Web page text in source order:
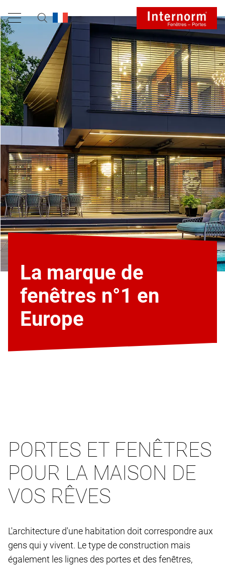
La marque de
fenêtres n°1 en
Europe
PORTES ET FENÊTRES
POUR LA MAISON DE
VOS RÊVES
L'architecture d'une habitation doit correspondre aux
gens qui y vivent. Le type de construction mais
également les lignes des portes et des fenêtres,